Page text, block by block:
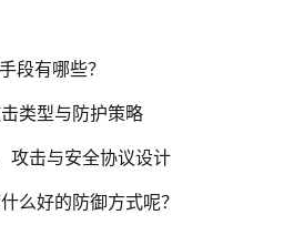
段有哪些？
类型与防护策略
攻击与安全协议设计
么好的防御方式呢？